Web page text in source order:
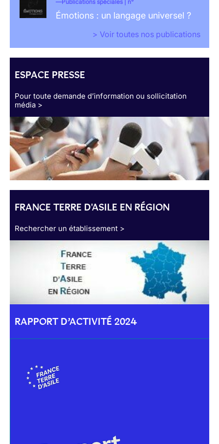
Publications spéciales | n°
Émotions : un langage universel ?
> Voir toutes nos publications
ESPACE PRESSE
Pour toute demande d’information ou sollicitation
média >
FRANCE TERRE D'ASILE EN RÉGION
Rechercher un établissement >
RAPPORT D’ACTIVITÉ 2024